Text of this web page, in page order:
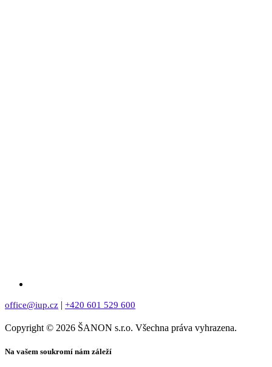
office@iup.cz | +420 601 529 600
Copyright © 2026 ŠANON s.r.o. Všechna práva vyhrazena.
Na vašem soukromí nám záleží